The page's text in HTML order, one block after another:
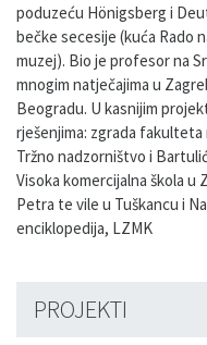
poduzeću Hönigsberg i
bečke secesije (kuća Rado
muzej). Bio je profesor na
mnogim natječajima u
Beogradu. U kasnijim
rješenjima: zgrada fakulteta
Tržno nadzorništvo i
Visoka komercijalna škola u
Petra te vile u Tuškancu i
enciklopedija, LZMK
PROJEKTI